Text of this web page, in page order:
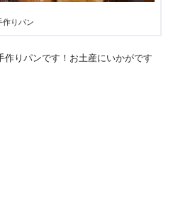
作りパン
作りパンです！お土産にいかがです